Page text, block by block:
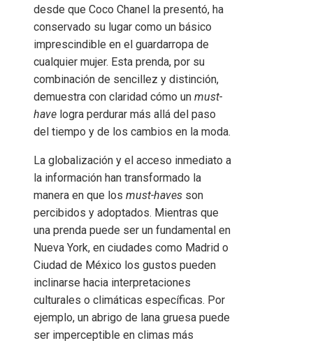
desde que Coco Chanel la presentó, ha
conservado su lugar como un básico
imprescindible en el guardarropa de
cualquier mujer. Esta prenda, por su
combinación de sencillez y distinción,
demuestra con claridad cómo un must-
have logra perdurar más allá del paso
del tiempo y de los cambios en la moda.
La globalización y el acceso inmediato a
la información han transformado la
manera en que los must-haves son
percibidos y adoptados. Mientras que
una prenda puede ser un fundamental en
Nueva York, en ciudades como Madrid o
Ciudad de México los gustos pueden
inclinarse hacia interpretaciones
culturales o climáticas específicas. Por
ejemplo, un abrigo de lana gruesa puede
ser imperceptible en climas más